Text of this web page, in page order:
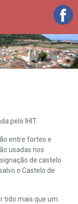
pelo IHIT.
entre fortes e
usadas nos
de castelo
o Castelo de
tido mais que um